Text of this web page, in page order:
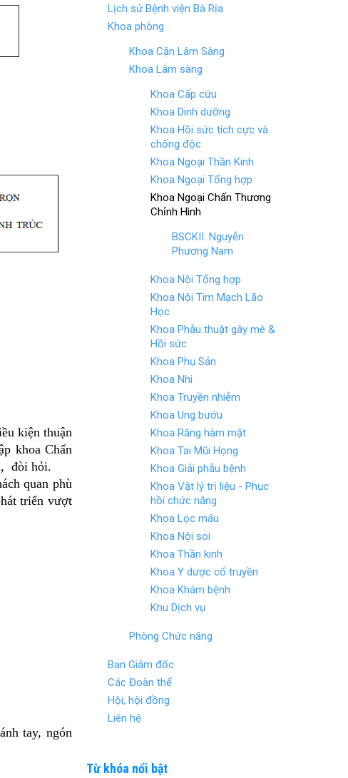
kiện thuận
khoa Chấn
đòi hỏi.
quan phù
triển vượt
tay, ngón
o
o
t
Lịch sử Bệnh viện Bà Rịa
Khoa phòng
Khoa Cận Lâm Sàng
Khoa Lâm sàng
Khoa Cấp cứu
Khoa Dinh dưỡng
Khoa Hồi sức tích cực và
chống độc
Khoa Ngoại Thần Kinh
Khoa Ngoại Tổng hợp
Khoa Ngoại Chấn Thương
Chỉnh Hình
BSCKII. Nguyễn
Phương Nam
Khoa Nội Tổng hợp
Khoa Nội Tim Mạch Lão
Học
Khoa Phẫu thuật gây mê &
Hồi sức
Khoa Phụ Sản
Khoa Nhi
Khoa Truyền nhiễm
Khoa Ung bướu
Khoa Răng hàm mặt
Khoa Tai Mũi Họng
Khoa Giải phẫu bệnh
Khoa Vật lý trị liệu - Phục
hồi chức năng
Khoa Lọc máu
Khoa Nội soi
Khoa Thần kinh
Khoa Y dược cổ truyền
Khoa Khám bệnh
Khu Dịch vụ
Phòng Chức năng
Ban Giám đốc
Các Đoàn thể
Hội, hội đồng
Liên hệ
Từ khóa nổi bật